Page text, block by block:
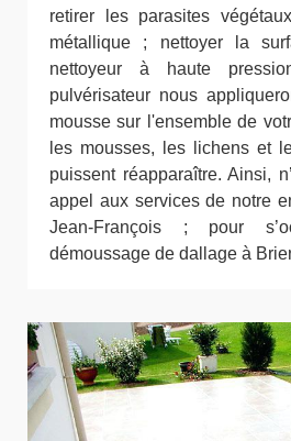
retirer les parasites
métallique ; nettoyer la
nettoyeur à haute
pulvérisateur nous
mousse sur l'ensemble de
les mousses, les lichens et
puissent réapparaître. Ainsi,
appel aux services de notre
Jean-François ; pour
démoussage de dallage à